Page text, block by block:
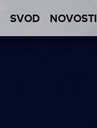
SVOD NOVOSTI